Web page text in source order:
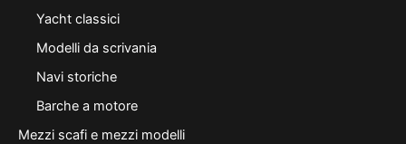
Yacht classici
Modelli da scrivania
Navi storiche
Barche a motore
Mezzi scafi e mezzi modelli